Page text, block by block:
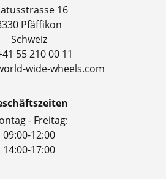
16
Pfäffikon
Schweiz
55 210 00 11
wide-wheels.com
- Freitag:
09:00-12:00
14:00-17:00